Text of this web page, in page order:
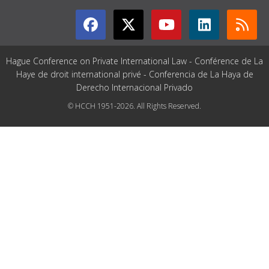
Hague Conference on Private International Law - Conférence de La
Haye de droit international privé - Conferencia de La Haya de
Derecho Internacional Privado
© HCCH 1951-2026. All Rights Reserved.